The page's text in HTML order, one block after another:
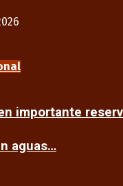
importante
aguas…